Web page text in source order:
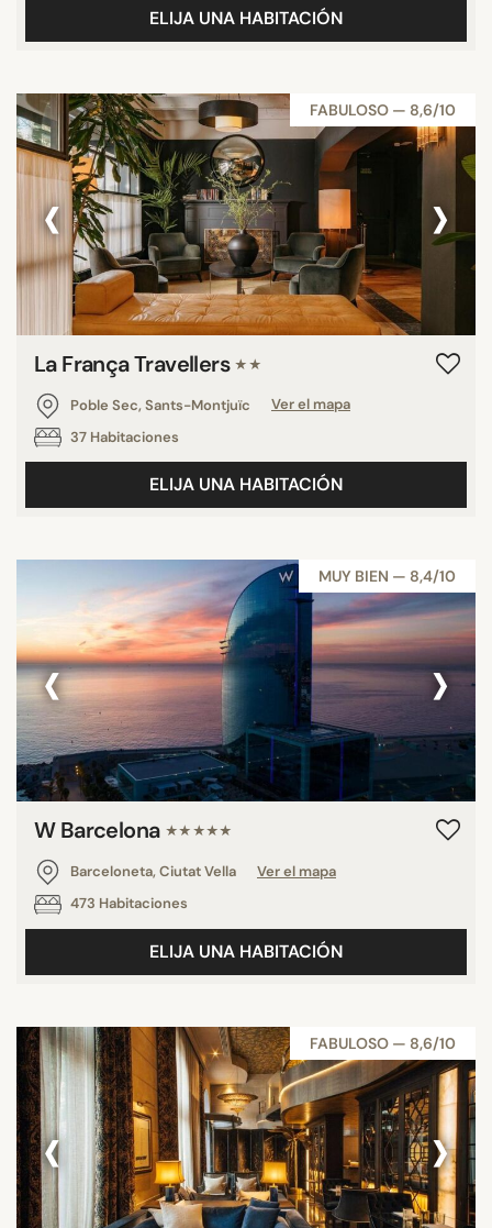
ELIJA UNA HABITACIÓN
FABULOSO — 8,6/10
‹ ›
La França Travellers ★★
Poble Sec, Sants-Montjuïc
Ver el mapa
37 Habitaciones
ELIJA UNA HABITACIÓN
MUY BIEN — 8,4/10
‹ ›
W Barcelona ★★★★★
Barceloneta, Ciutat Vella
Ver el mapa
473 Habitaciones
ELIJA UNA HABITACIÓN
FABULOSO — 8,6/10
‹ ›